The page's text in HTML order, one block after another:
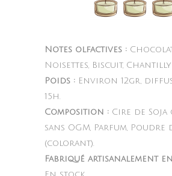
Notes olfactives :
Noisettes, Biscuit,
Poids : Environ 12gr,
15h.
Composition : Cire de Soja
sans OGM, Parfum, Poudre
(colorant).
Fabriqué artisanalement